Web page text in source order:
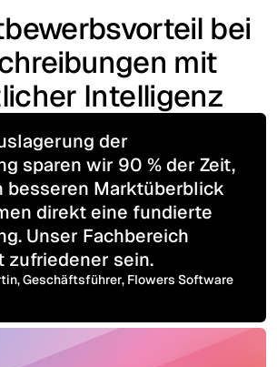
bei
mit
Intelligenz
der
sparen wir 90 % der Zeit,
besseren Marktüberblick
direkt eine fundierte
Unser Fachbereich
zufriedener sein.
Geschäftsführer, Flowers Software